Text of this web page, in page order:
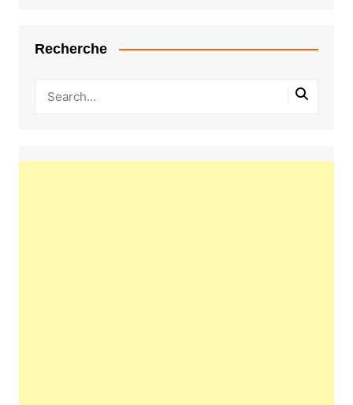
Recherche